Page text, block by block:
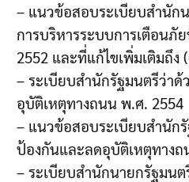
– แนวข้อสอบระเบียบสำนัก
การบริหารระบบการเตือนภั
2552 และที่แก้ไขเพิ่มเติมถึ
– ระเบียบสำนักรัฐมนตรีว่า
อุบัติเหตุทางถนน พ.ศ. 2554
– แนวข้อสอบระเบียบสำนัก
ป้องกันและลดอุบัติเหตุทาง
– ระเบียบสำนักนายกรัฐมน